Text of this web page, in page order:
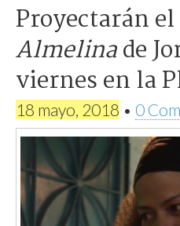
Proyectarán
Almelinade
viernes en la
18 mayo, 2018 • 0